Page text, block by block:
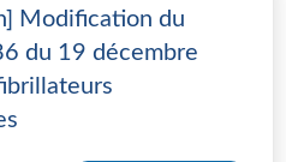
Modification du
du 19 décembre